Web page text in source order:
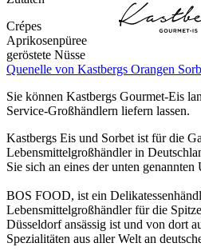
Crépes
Aprikosenpüree
geröstete Nüsse
Quenelle von Kastbergs Orangen
Sie können Kastbergs Gourmet-Eis
Service-Großhändlern liefern lassen.
Kastbergs Eis und Sorbet ist für die
Lebensmittelgroßhändler in
Sie sich an eines der unten
BOS FOOD, ist ein
Lebensmittelgroßhändler für die
Düsseldorf ansässig ist und von dort
Spezialitäten aus aller Welt an